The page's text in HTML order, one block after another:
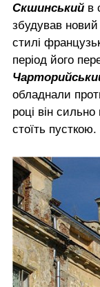
Скшинський в
збудував новий
стилі
період його
обладнали
році він сильно
стоїть пусткою.